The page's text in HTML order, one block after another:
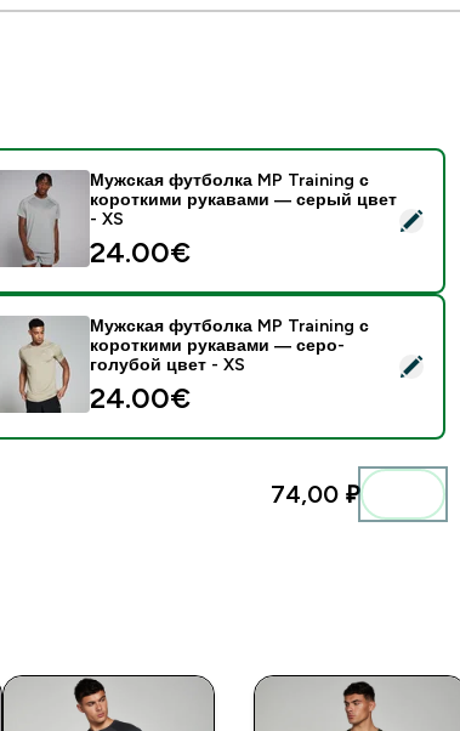
- Мужская футболка MP Training с короткими
Мужская футболка MP Training с
короткими рукавами — серый цвет
- XS
24.00€‎
- Мужская футболка MP Training с короткими
Мужская футболка MP Training с
короткими рукавами — серо-
голубой цвет - XS
24.00€‎
74,00 ₽‎